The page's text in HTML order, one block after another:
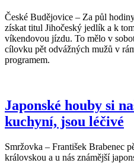
České Budějovice – Za půl
získat titul Jihočeský jedlík a k
víkendovou jízdu. To mělo v
cílovku pět odvážných mužů v
programem.
Japonské houby si
kuchyní, jsou léčivé
Smržovka – František Brabenec
královskou a u nás známější